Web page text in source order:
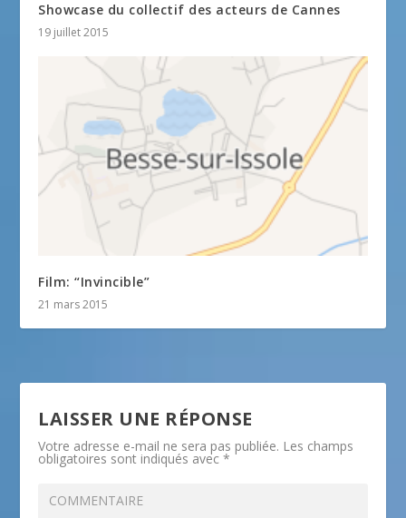
Showcase du collectif des acteurs de Cannes
19 juillet 2015
Film: “Invincible”
21 mars 2015
LAISSER UNE RÉPONSE
Votre adresse e-mail ne sera pas publiée. Les champs
obligatoires sont indiqués avec*